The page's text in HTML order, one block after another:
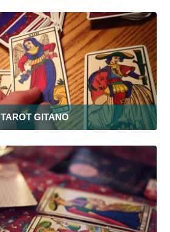
TAROT GITANO